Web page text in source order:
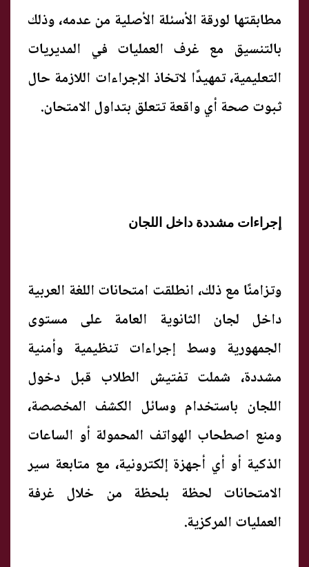
مطابقتها لورقة الأسئلة الأصلية من عدمه، وذلك
بالتنسيق مع غرف العمليات في المديريات
التعليمية، تمهيدًا لاتخاذ الإجراءات اللازمة حال
ثبوت صحة أي واقعة تتعلق بتداول الامتحان.
إجراءات مشددة داخل اللجان
وتزامنًا مع ذلك، انطلقت امتحانات اللغة العربية
داخل لجان الثانوية العامة على مستوى
الجمهورية وسط إجراءات تنظيمية وأمنية
مشددة، شملت تفتيش الطلاب قبل دخول
اللجان باستخدام وسائل الكشف المخصصة،
ومنع اصطحاب الهواتف المحمولة أو الساعات
الذكية أو أي أجهزة إلكترونية، مع متابعة سير
الامتحانات لحظة بلحظة من خلال غرفة
العمليات المركزية.